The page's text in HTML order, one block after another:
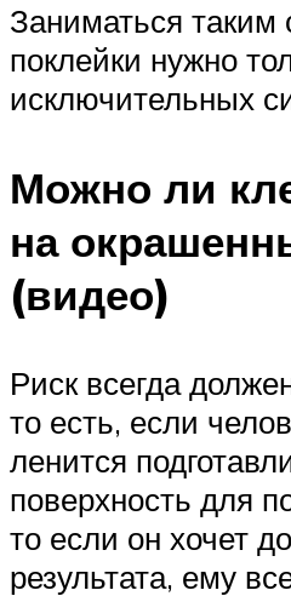
Заниматься таким
поклейки нужно
исключительных
Можно ли
на
(видео)
Риск всегда
то есть, если
ленится
поверхность для
то если он хочет
результата, ему